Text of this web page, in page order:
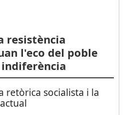
resistència
l'eco del poble
retòrica socialista i la